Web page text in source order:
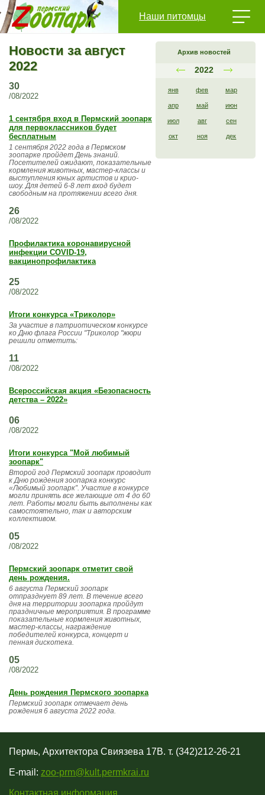
Наши питомцы
Архив новостей
2022
янв фев мар
апр май июн
июл авг сен
окт ноя дек
Новости за август
2022
30
/08/2022
1 сентября вход в Пермский зоопарк
для первоклассников будет
бесплатным
1 сентября 2022 года в Пермском
зоопарке пройдет День знаний.
Посетителей ожидают, показательные
кормления животных, мастер-классы и
выступления юных артистов и крио-
шоу. Для детей 6-8 лет вход будет
свободным на протяжении всего дня.
26
/08/2022
Профилактика коронавирусной
инфекции COVID-19,
вакцинопрофилактика
25
/08/2022
Итоги конкурса «Триколор»
За участие в патриотическом конкурсе
ко Дню флага России "Триколор "жюри
решили отметить:
11
/08/2022
Всероссийская акция «Безопасность
детства – 2022»
06
/08/2022
Итоги конкурса "Мой любимый
зоопарк"
Второй год Пермский зоопарк проводит
к Дню рождения зоопарка конкурс
«Любимый зоопарк”. Участие в конкурсе
могли принять все желающие от 4 до 60
лет. Работы могли быть выполнены как
самостоятельно, так и авторским
коллективом.
05
/08/2022
Пермский зоопарк отметит свой
день рождения.
6 августа Пермский зоопарк
отпразднует 89 лет. В течение всего
дня на территории зоопарка пройдут
праздничные мероприятия. В программе
показательные кормления животных,
мастер-классы, награждение
победителей конкурса, концерт и
пенная дискотека.
05
/08/2022
День рождения Пермского зоопарка
Пермский зоопарк отмечает день
рождения 6 августа 2022 года.
Пермь, Архитектора Свиязева 17В. т. (342)212-26-21
E-mail: zoo-prm@kult.permkrai.ru
Контактная информация